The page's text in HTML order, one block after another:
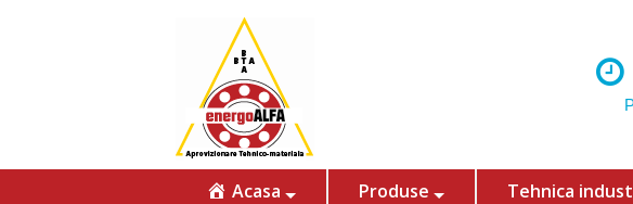
Acasa Produse Tehnica